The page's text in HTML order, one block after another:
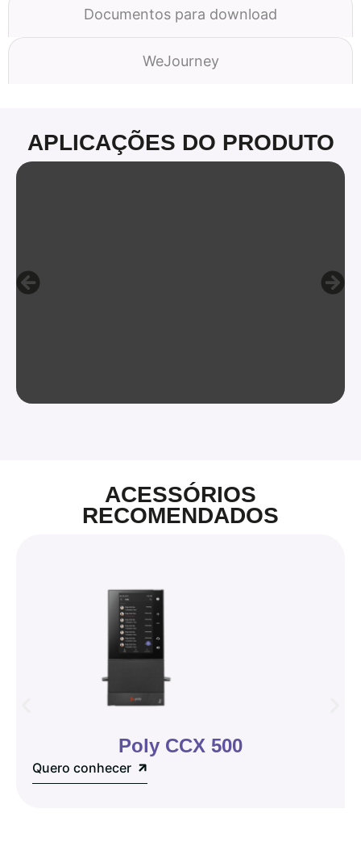
Documentos para download
WeJourney
APLICAÇÕES DO PRODUTO
ACESSÓRIOS
RECOMENDADOS
Poly CCX 500
Quero conhecer